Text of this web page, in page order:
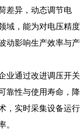
差异，动态调节电
域，能为对电压精度
动影响生产效率与产
业通过改进调压开关
靠性与使用寿命，降
，实时采集设备运行